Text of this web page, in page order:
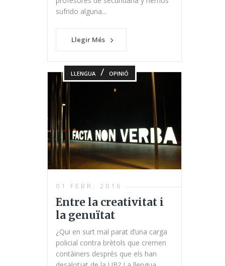
sufrido alguna...
Llegir Més
LLENGUA / OPINIÓ
01 FEBR. 2016
Entre la creativitat i
la genuïtat
¿Qui en surt mal parat d’una carga
policial contra brètols que cremen
contàiners després que els han